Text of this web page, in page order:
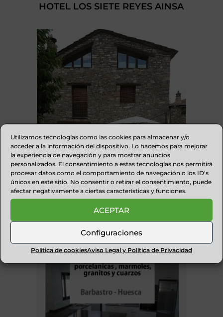
Utilizamos tecnologías como las cookies para almacenar y/o
acceder a la información del dispositivo. Lo hacemos para mejorar
la experiencia de navegación y para mostrar anuncios
personalizados. El consentimiento a estas tecnologías nos permitirá
procesar datos como el comportamiento de navegación o los ID's
únicos en este sitio. No consentir o retirar el consentimiento, puede
afectar negativamente a ciertas características y funciones.
ACEPTAR
Configuraciones
Política de cookiesAviso Legal y Política de Privacidad
HOTEL LOS SIETE REYES AINSA
LA BORDA CASTILLÓN